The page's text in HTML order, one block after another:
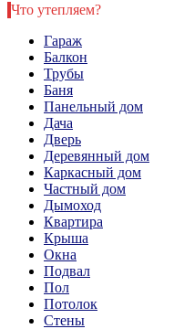
Что утепляем?
Гараж
Балкон
Трубы
Баня
Панельный дом
Дача
Дверь
Деревянный дом
Каркасный дом
Частный дом
Дымоход
Квартира
Крыша
Окна
Подвал
Пол
Потолок
Стены